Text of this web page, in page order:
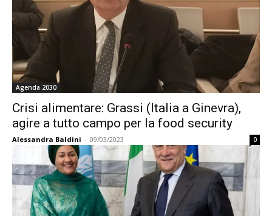
Agenda 2030
Crisi alimentare: Grassi (Italia a Ginevra),
agire a tutto campo per la food security
Alessandra Baldini - 09/03/2023 0